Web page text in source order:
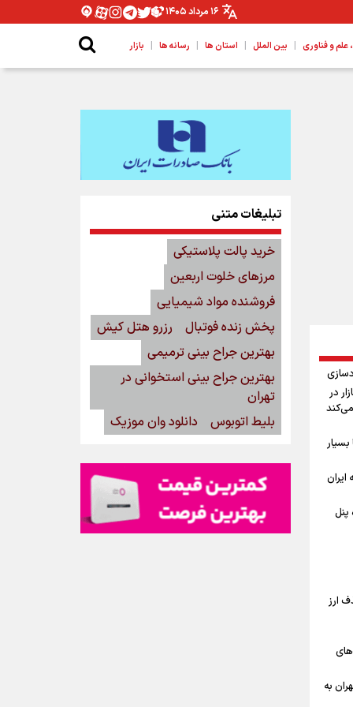
۱۶ مرداد ۱۴۰۵
و فناوری | بین الملل | استان ها | رسانه ها | بازار
بازار در
ایران
پنل
ارز
به
تبلیغات متنی
خرید پالت پلاستیکی
مرزهای خلوت اربعین
فروشنده مواد شیمیایی
پخش زنده فوتبال
رزرو هتل کیش
بهترین جراح بینی ترمیمی
بهترین جراح بینی استخوانی در
تهران
بلیط اتوبوس
دانلود وان موزیک